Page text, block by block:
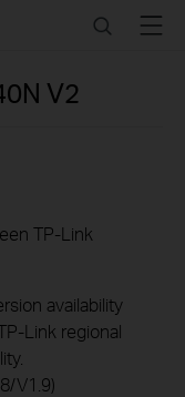
SearchMenu
V2
TP-Link
availability
Link regional
V1.9)